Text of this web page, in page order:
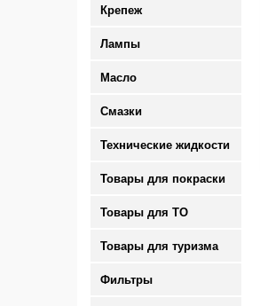
Крепеж
Лампы
Масло
Смазки
Технические жидкости
Товары для покраски
Товары для ТО
Товары для туризма
Фильтры